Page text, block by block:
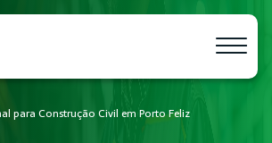
para Construção Civil em Porto Feliz